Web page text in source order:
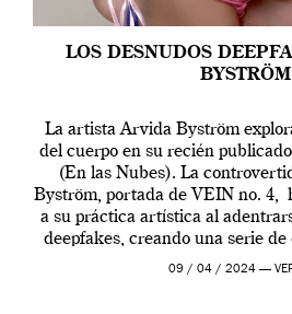
LOS DESNUDOS
BYSTRÖM
La artista Arvida Byström
del cuerpo en su recién
(En las Nubes). La
Byström, portada de VEIN no. 4,
a su práctica artística al
deepfakes, creando una serie
por […]
09 / 04 / 2024 —